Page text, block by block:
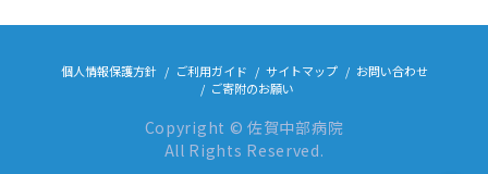
個人情報保護方針 ご利用ガイド サイトマップ
お問い合わせ
ご寄附のお願い
Copyright © 佐賀中部病院
All Rights Reserved.